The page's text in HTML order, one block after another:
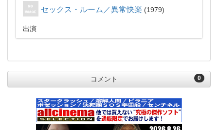
セックス・ルーム／異常快楽 1979
出演
0
コメント